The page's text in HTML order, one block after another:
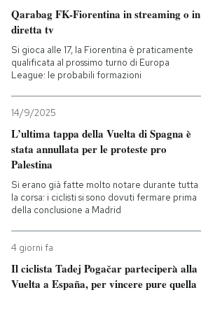
Qarabag FK-Fiorentina in streaming o in
diretta tv
Si gioca alle 17, la Fiorentina è praticamente
qualificata al prossimo turno di Europa
League: le probabili formazioni
14/9/2025
L’ultima tappa della Vuelta di Spagna è
stata annullata per le proteste pro
Palestina
Si erano già fatte molto notare durante tutta
la corsa: i ciclisti si sono dovuti fermare prima
della conclusione a Madrid
4 giorni fa
Il ciclista Tadej Pogačar parteciperà alla
Vuelta a España, per vincere pure quella